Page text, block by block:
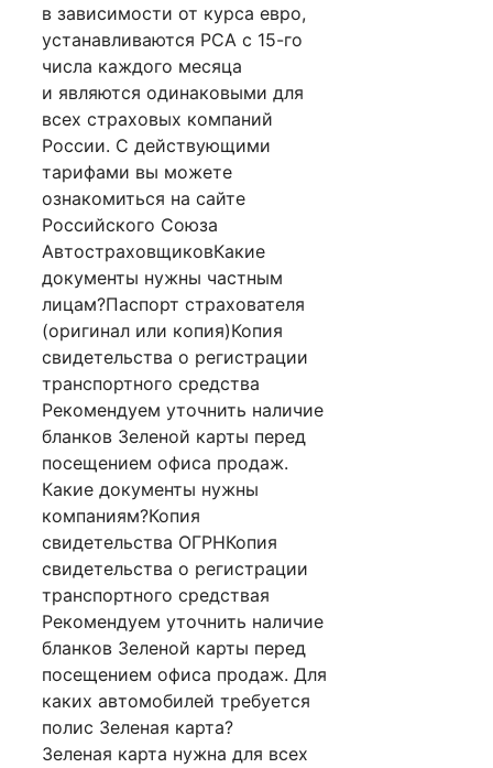
в зависимости от курса евро,
устанавливаются РСА с 15-го
числа каждого месяца
и являются одинаковыми для
всех страховых компаний
России. С действующими
тарифами вы можете
ознакомиться на сайте
Российского Союза
АвтостраховщиковКакие
документы нужны частным
лицам?Паспорт страхователя
(оригинал или копия)Копия
свидетельства о регистрации
транспортного средства
Рекомендуем уточнить наличие
бланков Зеленой карты перед
посещением офиса продаж.
Какие документы нужны
компаниям?Копия
свидетельства ОГРНКопия
свидетельства о регистрации
транспортного средствая
Рекомендуем уточнить наличие
бланков Зеленой карты перед
посещением офиса продаж. Для
каких автомобилей требуется
полис Зеленая карта?
Зеленая карта нужна для всех